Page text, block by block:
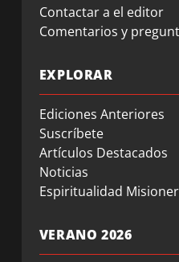
Contactar a el editor
Comentarios y
EXPLORAR
Ediciones Anteriores
Suscríbete
Artículos Destacados
Noticias
Espiritualidad
VERANO 2026